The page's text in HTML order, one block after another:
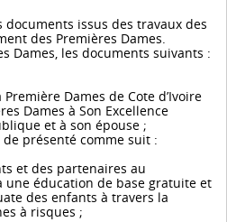
issus des travaux des
des Premières Dames.
Dames, les documents suivants :
Dames de Cote d’Ivoire
Dames à Son Excellence
et à son épouse ;
présenté comme suit :
et des partenaires au
une éducation de base gratuite et
des enfants à travers la
à risques ;